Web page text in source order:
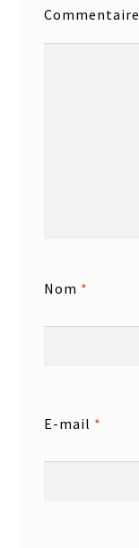
Commentaire
Nom *
E-mail *